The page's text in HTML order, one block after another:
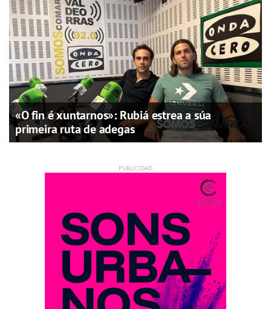
«O fin é xuntarnos»: Rubiá estrea a súa
primeira ruta de adegas